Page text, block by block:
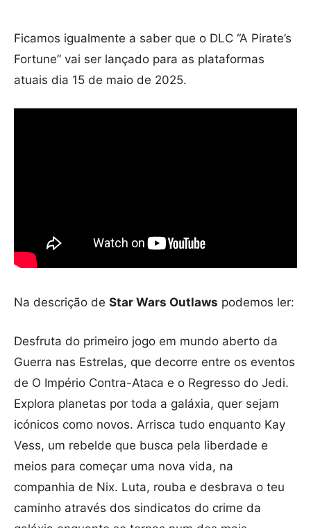
Ficamos igualmente a saber que o DLC “A Pirate’s
Fortune” vai ser lançado para as plataformas
atuais dia 15 de maio de 2025.
Na descrição de Star Wars Outlaws podemos ler:
Desfruta do primeiro jogo em mundo aberto da
Guerra nas Estrelas, que decorre entre os eventos
de O Império Contra-Ataca e o Regresso do Jedi.
Explora planetas por toda a galáxia, quer sejam
icónicos como novos. Arrisca tudo enquanto Kay
Vess, um rebelde que busca pela liberdade e
meios para começar uma nova vida, na
companhia de Nix. Luta, rouba e desbrava o teu
caminho através dos sindicatos do crime da